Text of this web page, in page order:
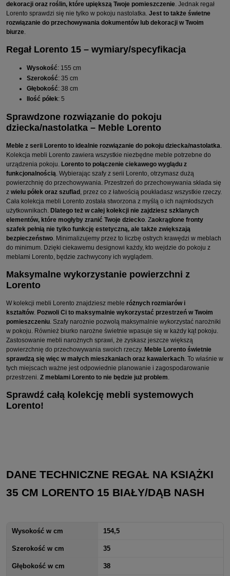
dekoracji oraz roślin, które upiększą Twoje pomieszczenie. Jednak regał
Lorento sprawdzi się nie tylko w pokoju nastolatka. Jest to także świetne
rozwiązanie do przechowywania dokumentów lub dekoracji w Twoim
biurze.
Regał Lorento 15 – wymiary/specyfikacja
Wysokość: 155 cm
Szerokość: 35 cm
Głębokość: 38 cm
Ilość półek: 5
Sprawdzone rozwiązanie do pokoju
dziecka/nastolatka – Meble Lorento
Meble z serii Lorento to idealnie rozwiązanie do pokoju dziecka/nastolatka.
Kolekcja mebli Lorento zawiera wszystkie niezbędne meble potrzebne do
urządzenia pokoju. Lorento to połączenie ciekawego wyglądu z
funkcjonalnością. Wybierając szafy z serii Lorento, otrzymasz dużą
powierzchnię do przechowywania. Przestrzeń do przechowywania składa się
z wielu półek oraz szuflad, przez co z łatwością poukładasz wszystkie rzeczy.
Cała kolekcja mebli Lorento została stworzona z myślą o ich najmłodszych
użytkownikach. Dlatego też w całej kolekcji nie zajdziesz szklanych
elementów, które mogłyby zranić Twoje dziecko. Zaokrąglone fronty
szafek pełnią nie tylko funkcję estetyczną, ale także zwiększają
bezpieczeństwo. Minimalizujemy przez to liczbę ostrych krawędzi w meblach
do minimum. Dzięki ciekawemu designowi każdy, kto wejdzie do pokoju z
meblami Lorento, będzie zachwycony ich wyglądem.
Maksymalne wykorzystanie powierzchni z
Lorento
W kolekcji mebli Lorento znajdziesz meble różnych rozmiarów i
kształtów. Pozwoli Ci to maksymalnie wykorzystać przestrzeń w Twoim
pomieszczeniu . Szafy narożnie pozwolą maksymalnie wykorzystać narożniki
w pokoju. Również biurko narożne świetnie wpasuje się w każdy kąt pokoju.
Zastosowanie mebli narożnych sprawi, że zyskasz jeszcze większą
powierzchnię do przechowywania swoich rzeczy. Meble Lorento świetnie
sprawdzą się więc w małych mieszkaniach oraz kawalerkach . To właśnie w
tych miejscach ważne jest odpowiednie planowanie i zagospodarowanie
przestrzeni. Z meblami Lorento to nie będzie już problem
Sprawdź całą kolekcję mebli systemowych
Lorento!
DANE TECHNICZNE REGAŁ NA KSIĄŻKI
35 CM LORENTO 15 BIAŁY/DĄB NASH
Wysokość w cm 154,5
Szerokość w cm 35
Głębokość w cm 38